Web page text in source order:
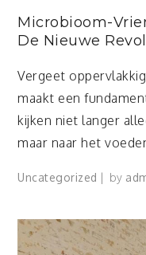
Microbioom-
De Nieuwe
Vergeet
maakt een
kijken niet langer
maar naar het
Uncategorized by